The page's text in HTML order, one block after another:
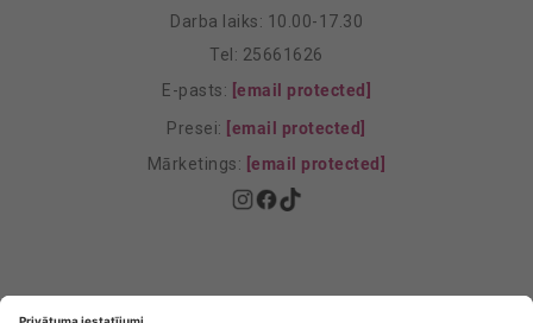
Darba laiks: 10.00-17.30
Tel: 25661626
E-pasts: [email protected]
Presei: [email protected]
Mārketings: [email protected]